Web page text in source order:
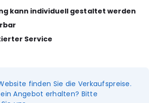
kann individuell gestaltet werden
Service
finden Sie die Verkaufspreise.
Angebot erhalten? Bitte